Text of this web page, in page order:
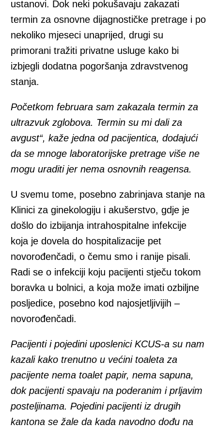
ustanovi. Dok neki pokušavaju zakazati
termin za osnovne dijagnostičke pretrage i po
nekoliko mjeseci unaprijed, drugi su
primorani tražiti privatne usluge kako bi
izbjegli dodatna pogoršanja zdravstvenog
stanja.
Početkom februara sam zakazala termin za
ultrazvuk zglobova. Termin su mi dali za
avgust“, kaže jedna od pacijentica, dodajući
da se mnoge laboratorijske pretrage više ne
mogu uraditi jer nema osnovnih reagensa.
U svemu tome, posebno zabrinjava stanje na
Klinici za ginekologiju i akušerstvo, gdje je
došlo do izbijanja intrahospitalne infekcije
koja je dovela do hospitalizacije pet
novorođenčadi, o čemu smo i ranije pisali.
Radi se o infekciji koju pacijenti stječu tokom
boravka u bolnici, a koja može imati ozbiljne
posljedice, posebno kod najosjetljivijih –
novorođenčadi.
Pacijenti i pojedini uposlenici KCUS-a su nam
kazali kako trenutno u većini toaleta za
pacijente nema toalet papir, nema sapuna,
dok pacijenti spavaju na poderanim i prljavim
posteljinama. Pojedini pacijenti iz drugih
kantona se žale da kada navodno dođu na